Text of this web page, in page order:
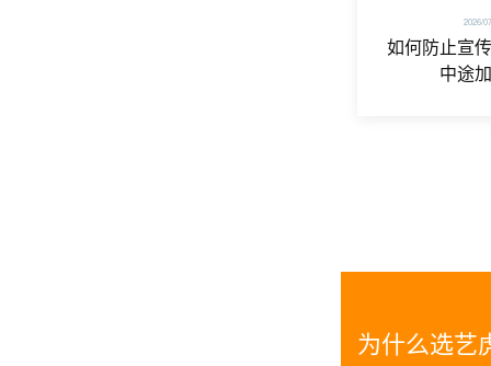
2026/
如何防止宣
中途
为什么选艺